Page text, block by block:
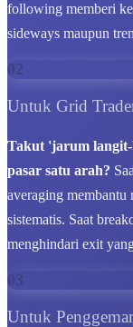
following memberi
sideways maupun
02
Untuk Grid
Takut 'jarum langit-
pasar satu arah?
averaging membantu
sistematis. Saat
menghindari exit
03
Untuk